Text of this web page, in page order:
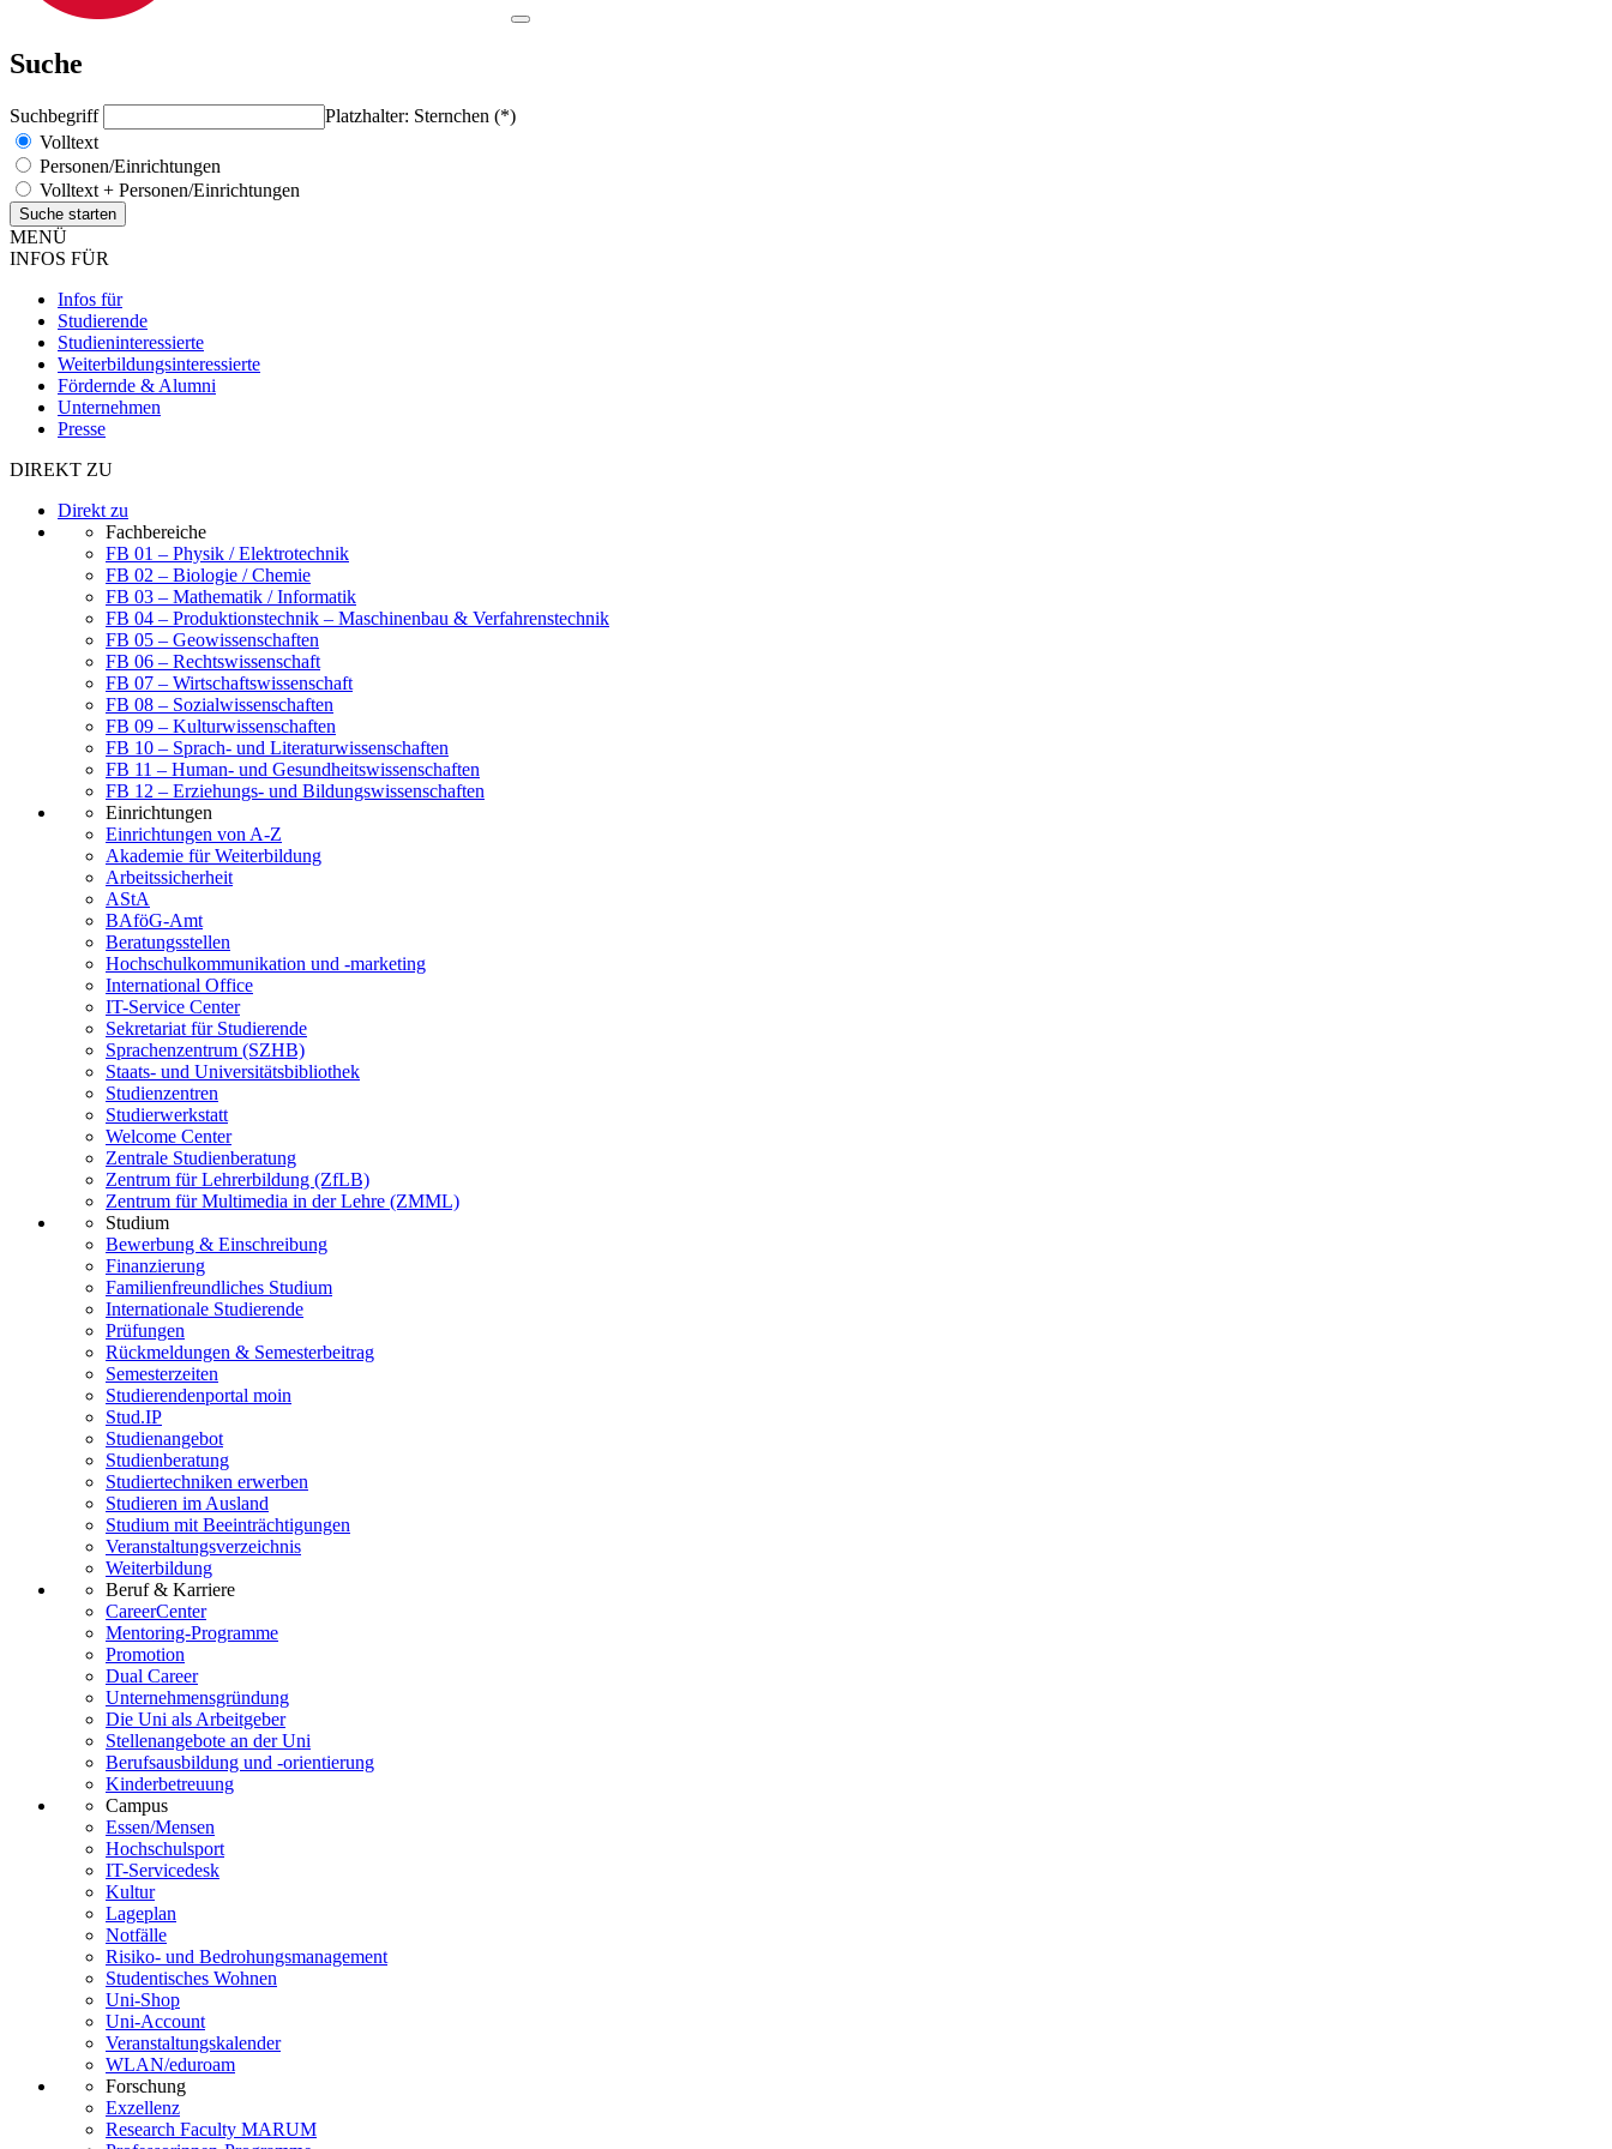
Suche
Suchbegriff
Platzhalter: Sternchen (*)
Volltext
Personen/Einrichtungen
Volltext + Personen/Einrichtungen
MENÜ
INFOS FÜR
Infos für
Studierende
Studieninteressierte
Weiterbildungsinteressierte
Fördernde & Alumni
Unternehmen
Presse
DIREKT ZU
Direkt zu
Fachbereiche
FB 01 – Physik / Elektrotechnik
FB 02 – Biologie / Chemie
FB 03 – Mathematik / Informatik
FB 04 – Produktionstechnik – Maschinenbau & Verfahrenstechnik
FB 05 – Geowissenschaften
FB 06 – Rechtswissenschaft
FB 07 – Wirtschaftswissenschaft
FB 08 – Sozialwissenschaften
FB 09 – Kulturwissenschaften
FB 10 – Sprach- und Literaturwissenschaften
FB 11 – Human- und Gesundheitswissenschaften
FB 12 – Erziehungs- und Bildungswissenschaften
Einrichtungen
Einrichtungen von A-Z
Akademie für Weiterbildung
Arbeitssicherheit
AStA
BAföG-Amt
Beratungsstellen
Hochschulkommunikation und -marketing
International Office
IT-Service Center
Sekretariat für Studierende
Sprachenzentrum (SZHB)
Staats- und Universitätsbibliothek
Studienzentren
Studierwerkstatt
Welcome Center
Zentrale Studienberatung
Zentrum für Lehrerbildung (ZfLB)
Zentrum für Multimedia in der Lehre (ZMML)
Studium
Bewerbung & Einschreibung
Finanzierung
Familienfreundliches Studium
Internationale Studierende
Prüfungen
Rückmeldungen & Semesterbeitrag
Semesterzeiten
Studierendenportal moin
Stud.IP
Studienangebot
Studienberatung
Studiertechniken erwerben
Studieren im Ausland
Studium mit Beeinträchtigungen
Veranstaltungsverzeichnis
Weiterbildung
Beruf & Karriere
CareerCenter
Mentoring-Programme
Promotion
Dual Career
Unternehmensgründung
Die Uni als Arbeitgeber
Stellenangebote an der Uni
Berufsausbildung und -orientierung
Kinderbetreuung
Campus
Essen/Mensen
Hochschulsport
IT-Servicedesk
Kultur
Lageplan
Notfälle
Risiko- und Bedrohungsmanagement
Studentisches Wohnen
Uni-Shop
Uni-Account
Veranstaltungskalender
WLAN/eduroam
Forschung
Exzellenz
Research Faculty MARUM